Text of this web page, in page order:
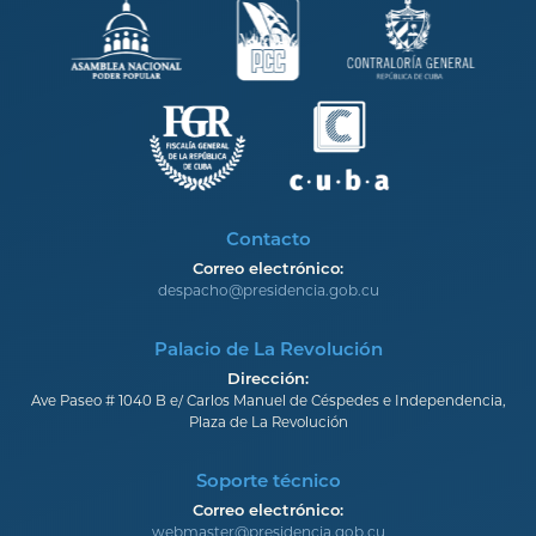
Contacto
Correo electrónico:
despacho@presidencia.gob.cu
Palacio de La Revolución
Dirección:
Ave Paseo # 1040 B e/ Carlos Manuel de Céspedes e Independencia,
Plaza de La Revolución
Soporte técnico
Correo electrónico:
webmaster@presidencia.gob.cu